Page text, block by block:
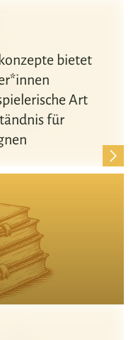
bietet
Art
für